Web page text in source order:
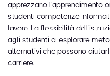
apprezzano l'apprendimento
studenti competenze
lavoro. La flessibilità
agli studenti di esplorare
alternativi che possono
carriere.